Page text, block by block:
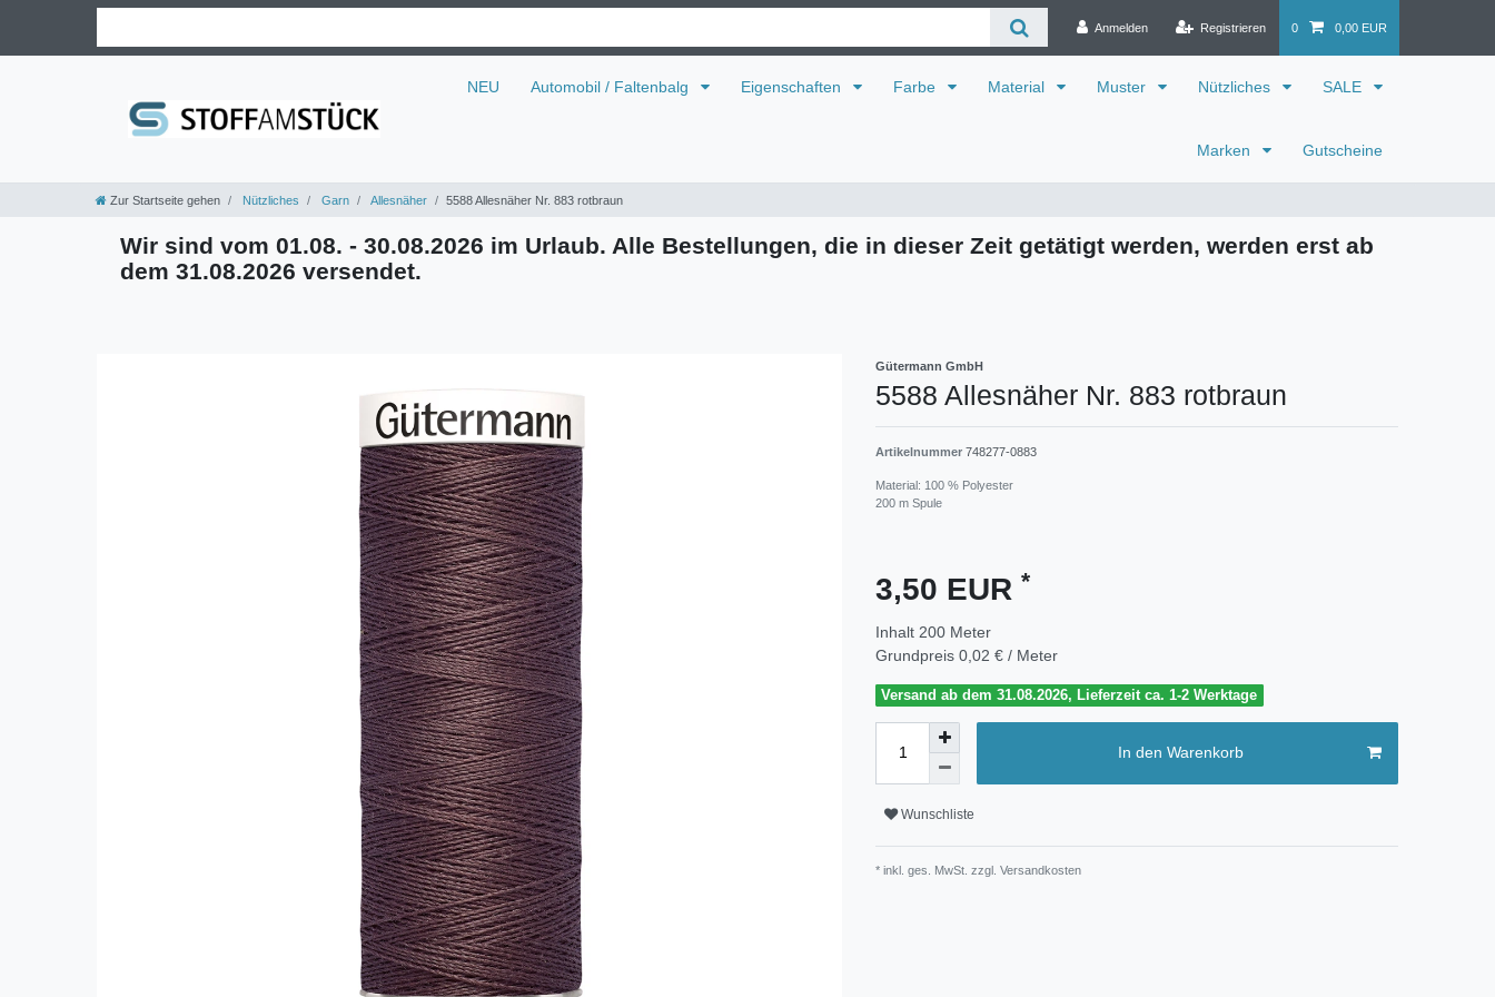
Anmelden Registrieren 0 0,00 EUR
NEU Automobil / Faltenbalg Eigenschaften Farbe Material Muster Nützliches SALE
Marken Gutscheine
Zur Startseite gehen Nützliches Garn Allesnäher 5588 Allesnäher Nr. 883 rotbraun
Wir sind vom 01.08. - 30.08.2026 im Urlaub. Alle Bestellungen, die in dieser Zeit getätigt werden, werden erst ab
dem 31.08.2026 versendet.
Gütermann GmbH
5588 Allesnäher Nr. 883 rotbraun
Artikelnummer 748277-0883
Material: 100 % Polyester
200 m Spule
3,50 EUR *
Inhalt 200 Meter
Grundpreis 0,02 € / Meter
Versand ab dem 31.08.2026, Lieferzeit ca. 1-2 Werktage
In den Warenkorb
Wunschliste
* inkl. ges. MwSt. zzgl. Versandkosten